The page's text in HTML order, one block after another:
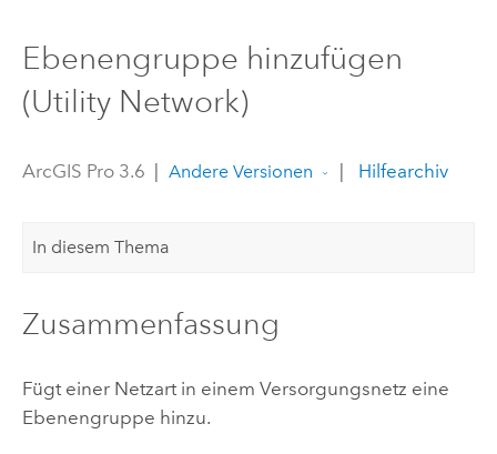
Ebenengruppe hinzufügen
(Utility Network)
ArcGIS Pro 3.6 Andere Versionen Hilfearchiv
In diesem Thema
Zusammenfassung
Fügt einer Netzart in einem Versorgungsnetz eine
Ebenengruppe hinzu.